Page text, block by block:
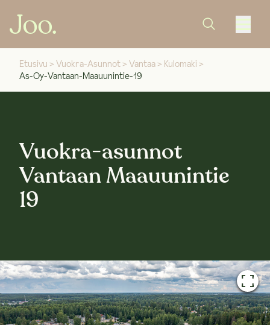
Etusivu > Vuokra-Asunnot > Vantaa > Kulomaki >
As-Oy-Vantaan-Maauunintie-19
Vuokra-asunnot
Vantaan Maauunintie
19